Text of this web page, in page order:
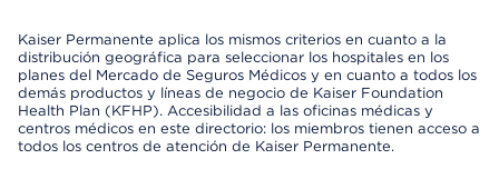
Kaiser Permanente aplica los mismos criterios en cuanto a la
distribución geográfica para seleccionar los hospitales en los
planes del Mercado de Seguros Médicos y en cuanto a todos los
demás productos y líneas de negocio de Kaiser Foundation
Health Plan (KFHP). Accesibilidad a las oficinas médicas y
centros médicos en este directorio: los miembros tienen acceso a
todos los centros de atención de Kaiser Permanente.